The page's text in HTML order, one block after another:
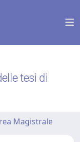
tesi di
Magistrale